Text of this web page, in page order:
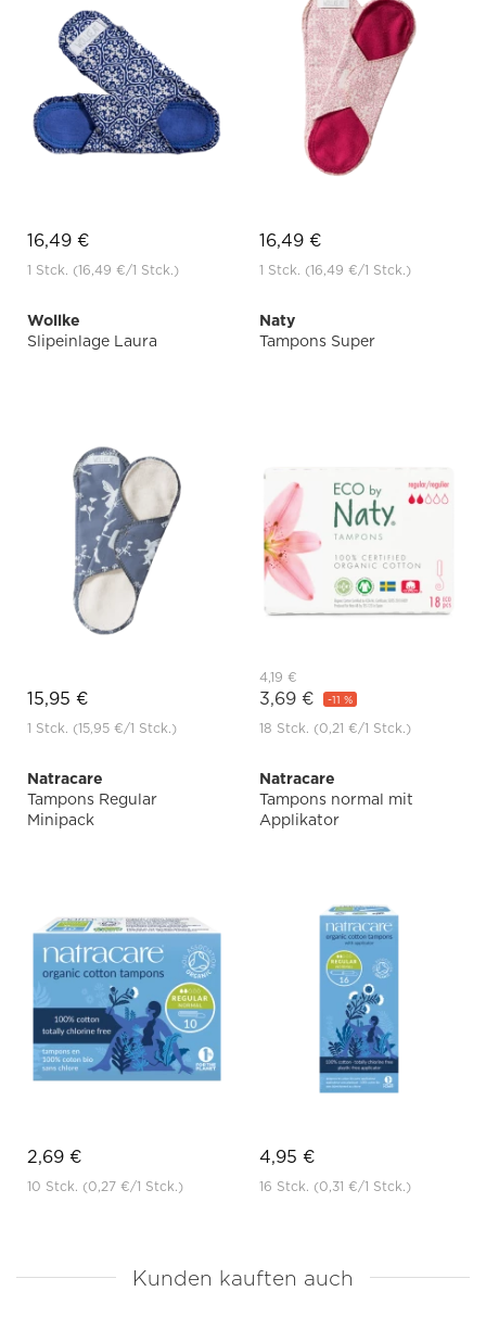
16,49 €
1 Stck. (16,49 €/1 Stck.)
16,49 €
1 Stck. (16,49 €/1 Stck.)
Wollke
Slipeinlage Laura
15,95 €
1 Stck. (15,95 €/1 Stck.)
Naty
Tampons Super
4,19 €
3,69 € -11 %
18 Stck. (0,21 €/1 Stck.)
Natracare
Tampons Regular
Minipack
2,69 €
10 Stck. (0,27 €/1 Stck.)
Natracare
Tampons normal mit
Applikator
4,95 €
16 Stck. (0,31 €/1 Stck.)
Kunden kauften auch